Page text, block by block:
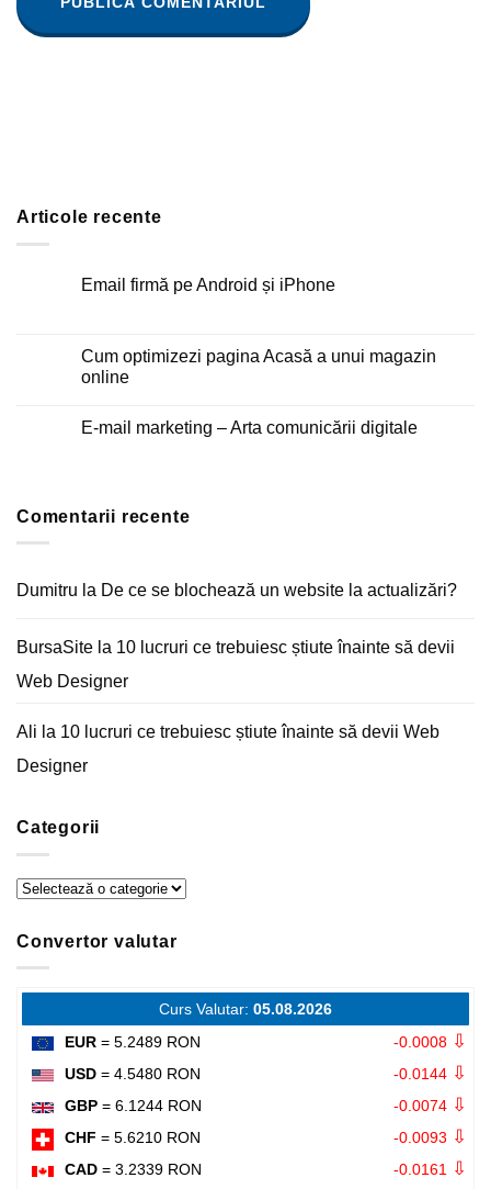
Articole recente
Email firmă pe Android și iPhone
Email
firmă
pe
iPhone
Cum optimizezi pagina Acasă a unui magazin
online
la
unui
magazin
E-mail marketing – Arta comunicării digitale
marketing
Comentarii recente
Dumitru la De ce se blochează un website la actualizări?
BursaSite la 10 lucruri ce trebuiesc știute înainte să devii
Web Designer
Ali la 10 lucruri ce trebuiesc știute înainte să devii Web
Designer
Categorii
Categorii
Convertor valutar
Curs Valutar: 05.08.2026
EUR = 5.2489 RON -0.0008 ⇩
USD = 4.5480 RON -0.0144 ⇩
GBP = 6.1244 RON -0.0074 ⇩
CHF = 5.6210 RON -0.0093 ⇩
CAD = 3.2339 RON -0.0161 ⇩